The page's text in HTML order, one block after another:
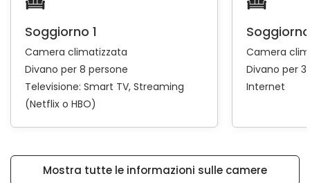
Soggiorno 1
Camera climatizzata
Divano per 8 persone
Televisione: Smart TV Streaming
(Netflix o HBO)
Camera
Divano per
Internet
Mostra tutte le informazioni sulle camere